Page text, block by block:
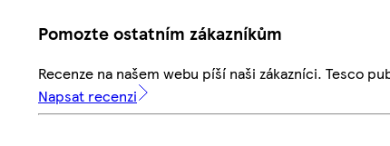
Pomozte ostatním zákazníkům
Recenze na našem webu píší naši zákazníci. Tesco
Napsat recenzi